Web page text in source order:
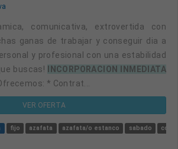
ganas de trabajar y conseguir dia a
y profesional con una estabilidad
buscas!
INCORPORACION INMEDIATA
* Contrat...
VER OFERTA
fijo azafata azafata/o estanco sabado